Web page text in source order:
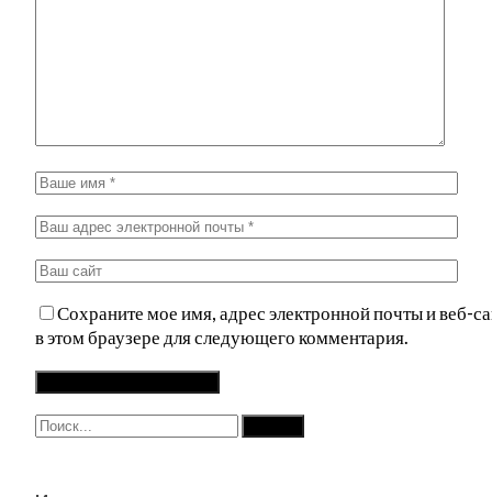
Сохраните мое имя, адрес электронной почты и веб-
в этом браузере для следующего комментария.